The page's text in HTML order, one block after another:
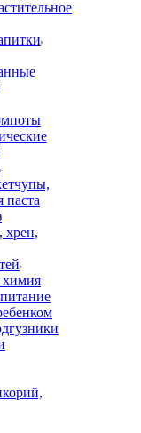
паста
хрен,
химия